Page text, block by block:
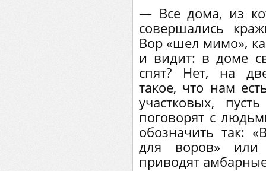
— Все дома, из
совершались
Вор «шел мимо»,
и видит: в доме
спят? Нет, на
такое, что нам
участковых,
поговорят с
обозначить так:
для воров» или
приводят